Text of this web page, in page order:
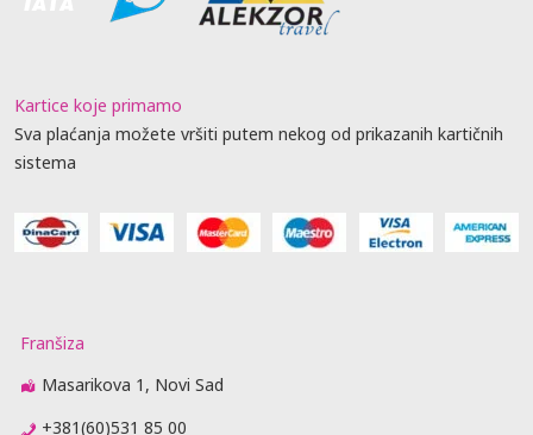
Kartice koje primamo
Sva plaćanja možete vršiti putem nekog od prikazanih kartičnih
sistema
Franšiza
Masarikova 1, Novi Sad
+381(60)531 85 00